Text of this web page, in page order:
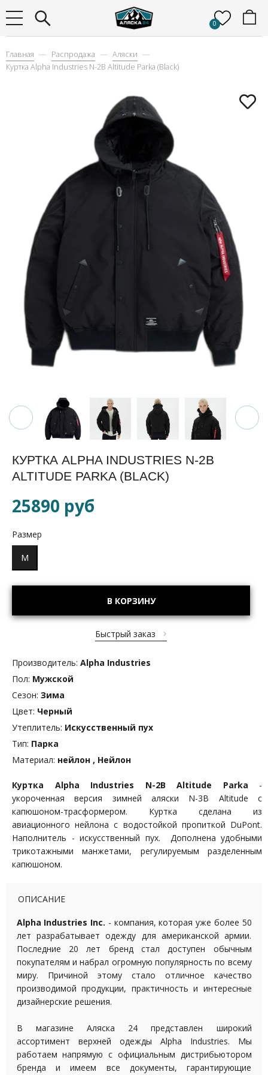
0
Главная Распродажа
Аляски
Куртка Alpha Industries N-2B Altitude Parka (Black)
КУРТКА ALPHA INDUSTRIES N-2B
ALTITUDE PARKA (BLACK)
25890 руб
Размер
M
В КОРЗИНУ
Быстрый заказ
Производитель: Alpha Industries
Пол: Мужской
Сезон: Зима
Цвет: Черный
Утеплитель: Искусственный пух
Тип: Парка
Материал: нейлон , Нейлон
Куртка Alpha Industries N-2B Altitude Parka -
укороченная версия зимней аляски N-3B Altitude с
капюшоном-трасформером. Куртка сделана из
авиационного нейлона с водостойкой пропиткой DuPont.
Наполнитель - искусственный пух. Дополнена удобными
трикотажными манжетами, регулируемым разделенным
капюшоном.
ОПИСАНИЕ
Alpha Industries Inc. - компания, которая уже более 50
лет разрабатывает одежду для американской армии.
Последние 20 лет бренд стал доступен обычным
покупателям и набрал огромную популярность по всему
миру. Причиной этому стало отличное качество
производимой продукции, практичность и интересные
дизайнерские решения.
В магазине Аляска 24 представлен широкий
ассортимент верхней одежды Alpha Industries. Мы
работаем напрямую с официальным дистрибьютором
бренда и имеем все документы, гарантирующие